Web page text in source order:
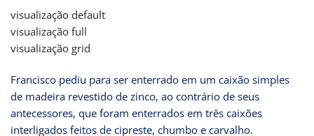
visualização default
visualização full
visualização grid
Francisco pediu para ser enterrado em um caixão simples
de madeira revestido de zinco, ao contrário de seus
antecessores, que foram enterrados em três caixões
interligados feitos de cipreste, chumbo e carvalho.